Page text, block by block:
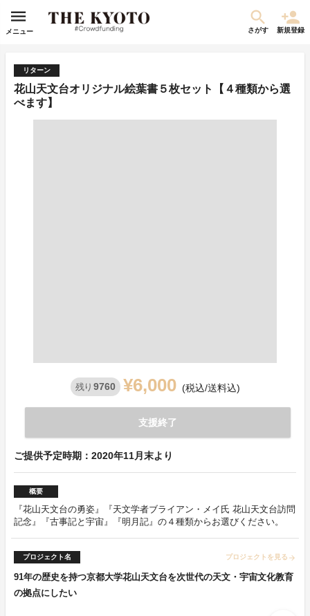
メニュー さがす 新規登録
リターン
花山天文台オリジナル絵葉書５枚セット【４種類から選
べます】
残り 9760 ¥6,000 (税込/送料込)
支援終了
ご提供予定時期：2020年11月末より
概要
『花山天文台の勇姿』『天文学者ブライアン・メイ氏 花山天文台訪問
記念』『古事記と宇宙』『明月記』の４種類からお選びください。
プロジェクト名 プロジェクトを見る arrow_forward
91年の歴史を持つ京都大学花山天文台を次世代の天文・宇宙文化教育
の拠点にしたい